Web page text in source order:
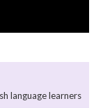
language learners